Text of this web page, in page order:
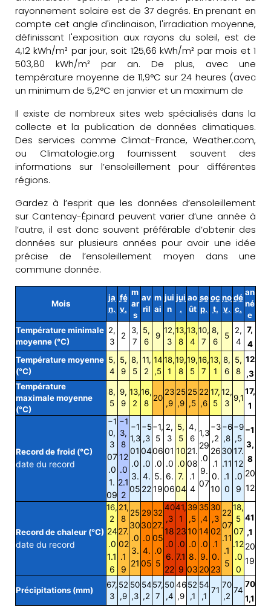
rayonnement solaire est de 37 degrés. En prenant en
compte cet angle d'inclinaison, l'irradiation moyenne,
définissant l'exposition aux rayons du soleil, est de
4,12 kWh/m² par jour, soit 125,66 kWh/m² par mois et 1
503,80 kWh/m² par an. De plus, avec une
température moyenne de 11,9°C sur 24 heures (avec
un minimum de 5,2°C en janvier et un maximum de
Il existe de nombreux sites web spécialisés dans la
collecte et la publication de données climatiques.
Des services comme Climat-France, Weather.com,
ou Climatologie.org fournissent souvent des
informations sur l’ensoleillement pour différentes
régions.
Gardez à l’esprit que les données d’ensoleillement
sur Cantenay-Épinard peuvent varier d’une année à
l’autre, il est donc souvent préférable d’obtenir des
données sur plusieurs années pour avoir une idée
précise de l’ensoleillement moyen dans une
commune donnée.
Mois
ja
n.
fé
v.
m
ar
s
av
ril
m
ai
jui
n
jui
.
ao
ût
se
p.
oc
t.
no
v.
dé
c.
an
né
e
Température minimale
moyenne (°C)
2,
3
2
3,
7
5,
6
9
12,
3
13,
8
13,
4
10,
7
8,
6
5
2,
4
7,
4
Température moyenne
(°C)
5,
4
5,
9
8,
5
11,
2
14
,5
18,
1
19,
8
19,
5
16,
7
13,
1
8,
6
5,
8
12
,3
Température
maximale moyenne
(°C)
8,
5
9,
9
13,
2
16,
8
20
23
,9
25
,9
25
,5
22
,6
17,
5
12,
3
9,1
17,
1
Record de froid (°C)
date du record
−1
0,
3
07
.0
1.
09
−1
3,
8
12
.0
2.1
2
−1
1,3
01
.0
3.
05
−5
,3
04
.0
4.
22
−1,
5
06
.0
5.
19
2,
3
01
.0
6.
06
5,
5
10
.0
7.
04
4,
6
21.
08
.1
4
1,3
29
.0
9.
07
−3
,2
26
.1
0.
10
−6
,8
30
.11
.1
0
−9
,5
17.
12
.0
9
−1
3,
8
20
12
Record de chaleur (°C)
date du record
16,
2
24
.0
1.1
6
21,
8
27.
02
.1
9
25
30
.0
3.
21
29
30
.0
4.
05
32
27.
05
.0
5
40
,3
18
.0
6.
22
41,
1
23
.0
7.1
9
39
,5
10
.0
8.
03
35
,4
14
.0
9.
20
30
,3
02
.1
0.
23
22
07
.11
.1
5
18,
5
07
.12
.0
0
41
,1
20
19
Précipitations (mm)
67,
3
52
,9
50
,3
54
,2
57,
7
50
,4
46
,9
52
,1
54
,1
71
70
,2
74
70
1,1